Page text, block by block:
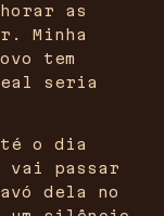
as
Minha
tem
seria
o dia
vai passar
dela no